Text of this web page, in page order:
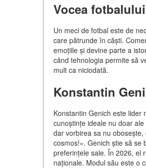
Vocea
Un meci de fotbal este de
care pătrunde în căști.
emoțiile și devine parte a
când tehnologia permite să
mult ca niciodată.
Konstantin
Konstantin Genich este lider
cunoștințe ideale nu doar
dar vorbirea sa nu
cosmos!». Genich știe să se
preferințele sale. În 2026, el
naționale. Modul său este o